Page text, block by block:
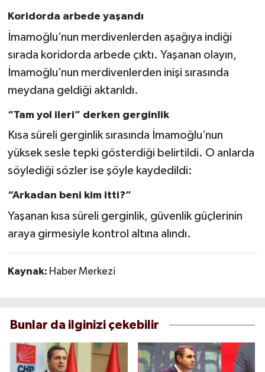
Koridorda arbede yaşandı
İmamoğlu’nun merdivenlerden aşağıya indiği
sırada koridorda arbede çıktı. Yaşanan olayın,
İmamoğlu’nun merdivenlerden inişi sırasında
meydana geldiği aktarıldı.
“Tam yol ileri” derken gerginlik
Kısa süreli gerginlik sırasında İmamoğlu’nun
yüksek sesle tepki gösterdiği belirtildi. O anlarda
söylediği sözler ise şöyle kaydedildi:
“Arkadan beni kim itti?”
Yaşanan kısa süreli gerginlik, güvenlik güçlerinin
araya girmesiyle kontrol altına alındı.
Kaynak: Haber Merkezi
Bunlar da ilginizi çekebilir